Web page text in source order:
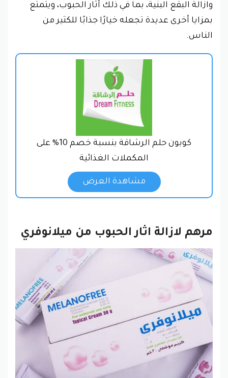
وازالة البقع البنية، بما في ذلك آثار الحبوب، ويتمتع
بمزايا أخرى عديدة تجعله خيارًا جذابًا للكثير من
الناس.
كوبون حلم الرشاقة بنسبة خصم 10% على
المكملات الغذائية
مشاهدة العرض
مرهم لازالة اثار الحبوب من ميلانوفري